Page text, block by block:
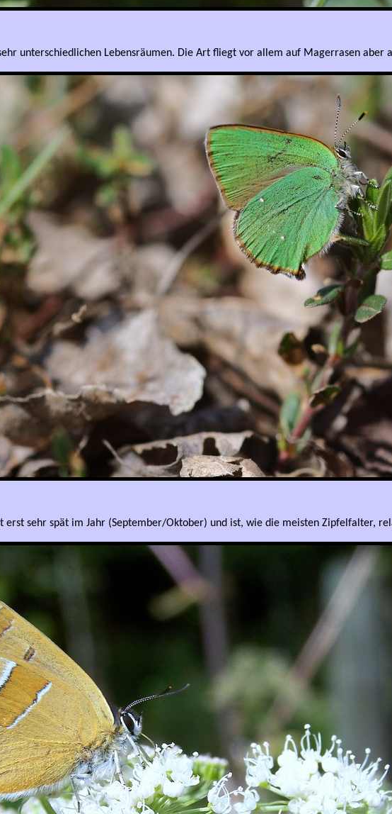
unterschiedlichen Lebensräumen. Die Art fliegt vor allem auf Magerrasen aber
erst sehr spät im Jahr (September/Oktober) und ist, wie die meisten Zipfelfalter,